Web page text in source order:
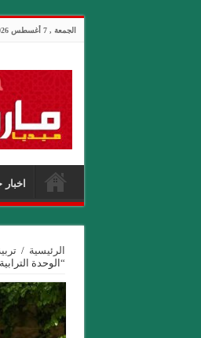
الجمعة , 7 أغسطس 2026
اخبار
الرئيسية /
“الوحدة الترابية